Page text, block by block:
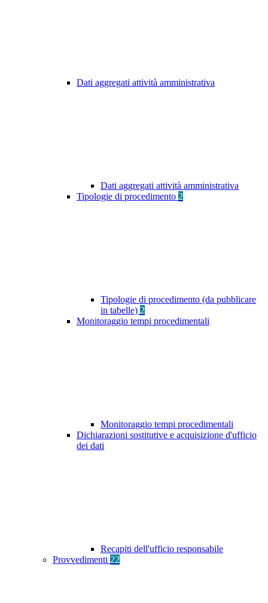
Dati aggregati attività amministrativa
Dati aggregati attività amministrativa
Tipologie di procedimento 2
Tipologie di procedimento (da pubblicare
in tabelle) 2
Monitoraggio tempi procedimentali
Monitoraggio tempi procedimentali
Dichiarazioni sostitutive e acquisizione d'ufficio
dei dati
Recapiti dell'ufficio responsabile
Provvedimenti 22